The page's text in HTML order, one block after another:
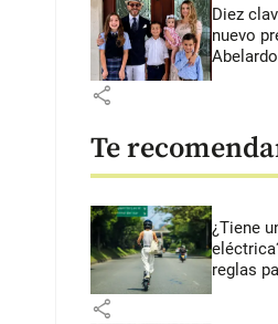
Diez
nuevo
share
Te
¿Tiene
reglas
share